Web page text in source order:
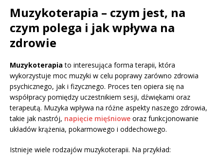
Muzykoterapia – czym jest, na
czym polega i jak wpływa na
zdrowie
Muzykoterapia to interesująca forma terapii, która
wykorzystuje moc muzyki w celu poprawy zarówno zdrowia
psychicznego, jak i fizycznego. Proces ten opiera się na
współpracy pomiędzy uczestnikiem sesji, dźwiękami oraz
terapeutą. Muzyka wpływa na różne aspekty naszego zdrowia,
takie jak nastrój, napięcie mięśniowe oraz funkcjonowanie
układów krążenia, pokarmowego i oddechowego.
Istnieje wiele rodzajów muzykoterapii. Na przykład: